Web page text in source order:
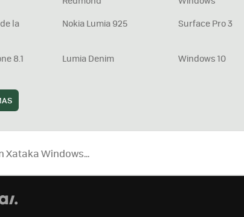
la
Nokia Lumia 925 Surface Pro 3
8.1
Lumia Denim Windows 10